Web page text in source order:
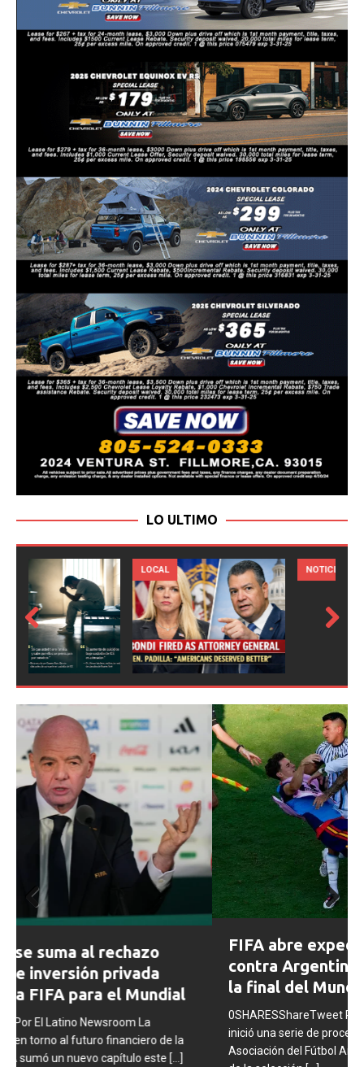
LO ULTIMO
LOCAL NOTICIAS
Prev
ious
FIFA abre expedientes disciplinarios
contra Argentina tras los incidentes en
la final del Mundial 2026
0SHARESShareTweet Por El Latino Newsroom La FIFA
inició una serie de procesos disciplinarios contra la
Asociación del Fútbol Argentino (AFA), cuatro integrantes
Prev